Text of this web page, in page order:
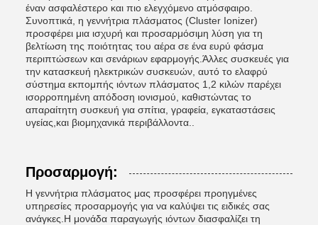
έναν ασφαλέστερο και πιο ελεγχόμενο ατμόσφαιρο.
Συνοπτικά, η γεννήτρια πλάσματος (Cluster Ionizer)
προσφέρει μια ισχυρή και προσαρμόσιμη λύση για τη
βελτίωση της ποιότητας του αέρα σε ένα ευρύ φάσμα
περιπτώσεων και σενάριων εφαρμογής.Άλλες συσκευές για
την κατασκευή ηλεκτρικών συσκευών, αυτό το ελαφρύ
σύστημα εκπομπής ιόντων πλάσματος 1,2 κιλών παρέχει
ισορροπημένη απόδοση ιονισμού, καθιστώντας το
απαραίτητη συσκευή για σπίτια, γραφεία, εγκαταστάσεις
υγείας,και βιομηχανικά περιβάλλοντα..
Προσαρμογή:
Η γεννήτρια πλάσματος μας προσφέρει προηγμένες
υπηρεσίες προσαρμογής για να καλύψει τις ειδικές σας
ανάγκες.Η μονάδα παραγωγής ιόντων διασφαλίζει τη